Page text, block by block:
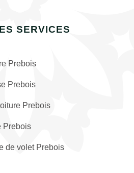
SERVICES
Prebois
Prebois
Prebois
Prebois
de volet Prebois